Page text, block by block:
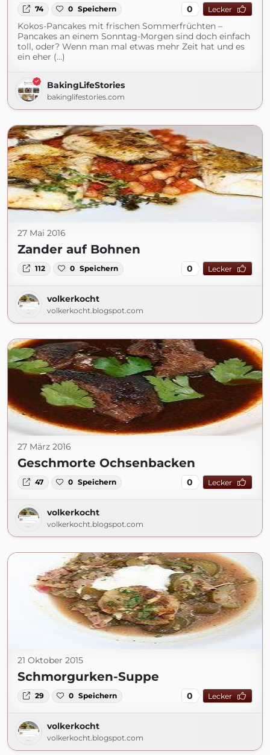
74 0 Speichern 0 Lecker
Kokos-Pancakes mit frischen Sommerfrüchten –
Pancakes an einem Sonntag-Morgen sind doch einfach
toll, oder? Wenn man mal etwas mehr Zeit hat und es
ein eher (...)
BakingLifeStories
bakinglifestories.com
27 Mai 2016
Zander auf Bohnen
112 0 Speichern 0 Lecker
volkerkocht
volkerkocht.blogspot.com
27 März 2016
Geschmorte Ochsenbacken
47 0 Speichern 0 Lecker
volkerkocht
volkerkocht.blogspot.com
21 Oktober 2015
Schmorgurken-Suppe
29 0 Speichern 0 Lecker
volkerkocht
volkerkocht.blogspot.com